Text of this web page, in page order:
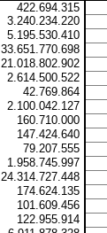
422.694.315
3.240.234.220
5.195.530.410
33.651.770.698
21.018.802.902
2.614.500.522
42.769.864
2.100.042.127
160.710.000
147.424.640
79.207.555
1.958.745.997
24.314.727.448
174.624.135
101.609.456
122.955.914